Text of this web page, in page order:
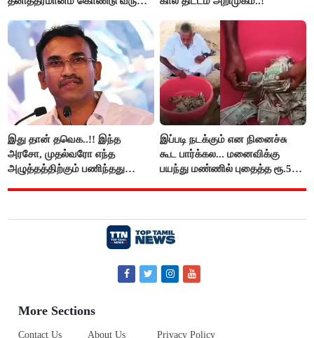
இது தான் தவெக..!! இந்த
அரசோ, முதல்வரோ எந்த
அழுத்தத்திற்கும் பணிந்தது
இப்படி நடக்கும் என நினைச்சு
கூட பார்க்கல... மனைவிக்கு
பயந்து மண்ணில் புதைத்த ரூ.5
More Sections
Contact Us About Us Privacy Policy